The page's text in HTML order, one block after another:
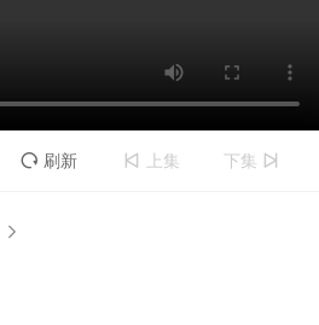
 刷新  上集 下集 
